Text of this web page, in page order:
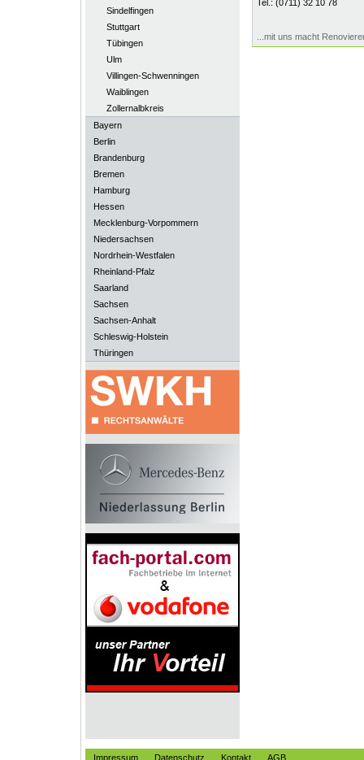
Sindelfingen
Stuttgart
Tübingen
Ulm
Villingen-Schwenningen
Waiblingen
Zollernalbkreis
Bayern
Berlin
Brandenburg
Bremen
Hamburg
Hessen
Mecklenburg-Vorpommern
Niedersachsen
Nordrhein-Westfalen
Rheinland-Pfalz
Saarland
Sachsen
Sachsen-Anhalt
Schleswig-Holstein
Thüringen
Tel.: (0711) 32 10 78
...mit uns macht
Impressum Datenschutz Kontakt AGB